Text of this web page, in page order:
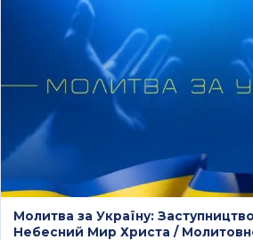
Молитва за Україну:
Небесний Мир Христа /